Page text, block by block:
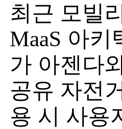
최근 모빌
MaaS 아
가 아젠다
공유 자전
용 시 사용